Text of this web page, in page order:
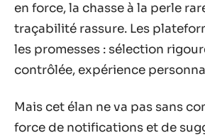
en force, la chasse à la perle
traçabilité rassure. Les
les promesses : sélection
contrôlée, expérience
Mais cet élan ne va pas sans
force de notifications et de